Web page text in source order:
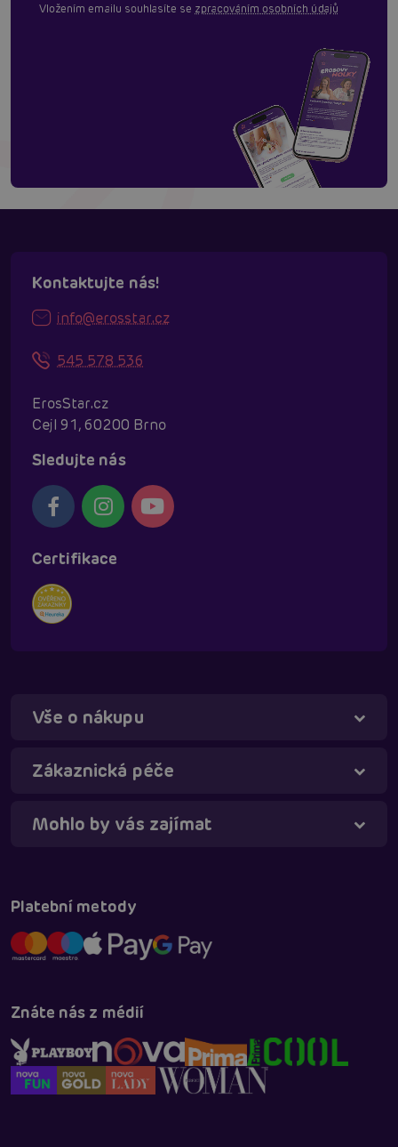
Vložením emailu souhlasíte se zpracováním osobních údajů
Kontaktujte nás!
info@erosstar.cz
545 578 536
ErosStar.cz
Cejl 91, 60200 Brno
Sledujte nás
Certifikace
Vše o nákupu
Zákaznická péče
Mohlo by vás zajímat
Platební metody
Znáte nás z médií
Táňa - virtuální asistentka